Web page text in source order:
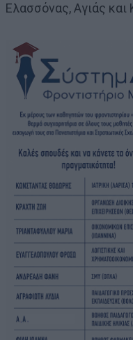
Ελασσόνας, Αγιάς και